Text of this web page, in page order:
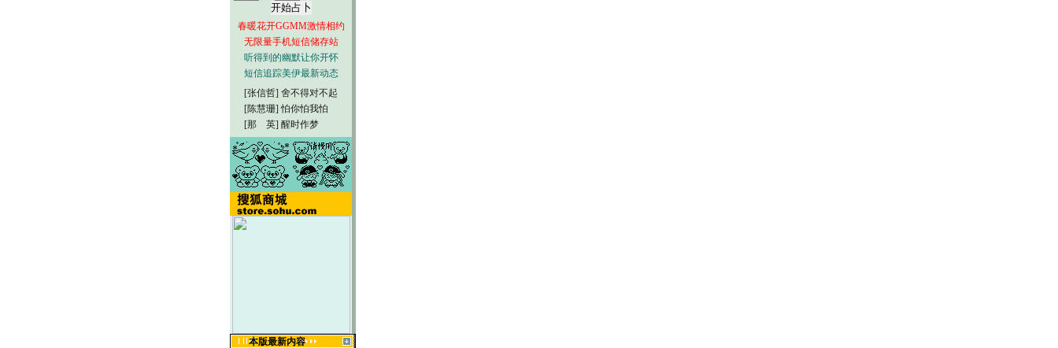
春暖花开GGMM激情相约
无限量手机短信储存站
听得到的幽默让你开怀
短信追踪美伊最新动态
[张信哲] 舍不得对不起
[陈慧珊] 怕你怕我怕
[那 英] 醒时作梦
本版最新内容